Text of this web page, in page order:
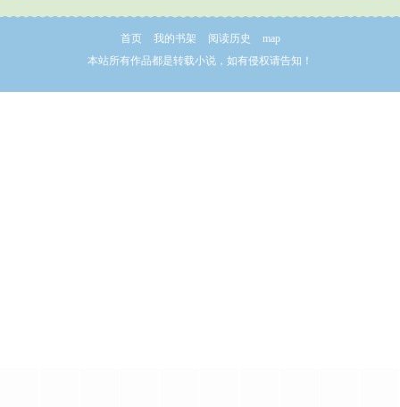
首页 我的书架 阅读历史
map
本站所有作品都是转载小说，如有侵权请告知！